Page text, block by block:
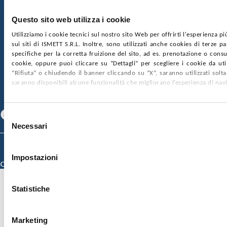
Questo sito web utilizza i cookie
Utilizziamo i cookie tecnici sul nostro sito Web per offrirti l'esperienza
sui siti di ISMETT S.R.L. Inoltre, sono utilizzati anche cookies di terze
specifiche per la corretta fruizione del sito, ad es. prenotazione o
cookie, oppure puoi cliccare su “Dettagli” per scegliere i cookie da
“Rifiuta” o chiudendo il banner cliccando su “X”, saranno utilizzati
saranno disponibili alcune funzionalità che migliorano l’esperienza di
Selezione
delNecessari
Impostazioni
Statistiche
Marketing
nr. REA PA-201818 P.I. 04544550827
SOCIETÀ TRASPARENTE WHISTLEBLOWING
GARE E CONTRATTIPRIVACYCOOKIE POLICY
SOSTIENICIMAPPA DEL SITOACCESSIBILITÀ
CONTATTI
Specializzazione)
Credits